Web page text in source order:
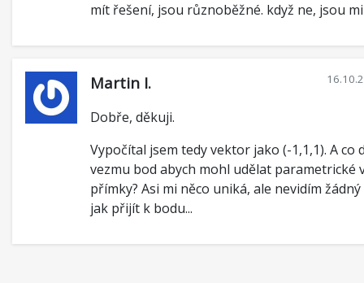
mít řešení, jsou různoběžné. když ne, jsou
Martin I.
Dobře, děkuji.
Vypočítal jsem tedy vektor jako (-1,1,1). A co
vezmu bod abych mohl udělat parametrické
přímky? Asi mi něco uniká, ale nevidím
jak přijít k bodu...